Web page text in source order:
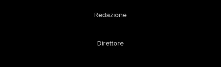
Redazione
Direttore